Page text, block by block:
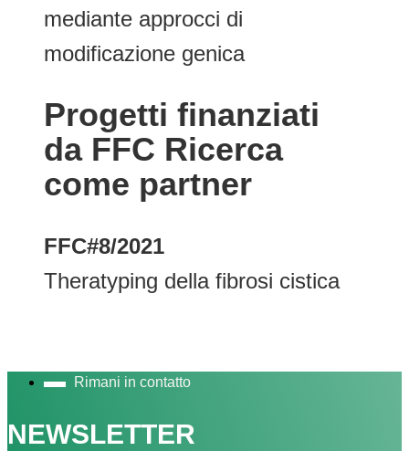
mediante approcci di
modificazione genica
Progetti finanziati
da FFC Ricerca
come partner
FFC#8/2021
Theratyping della fibrosi cistica
Rimani in contatto
NEWSLETTER